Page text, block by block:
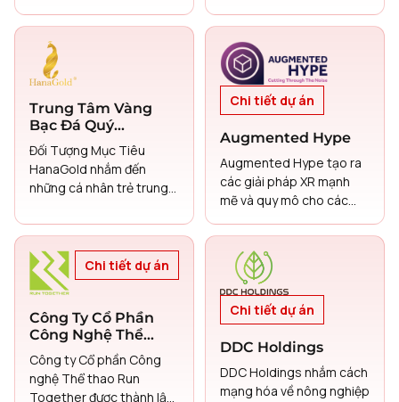
được thiết kế để kết nối
chủ nhà với các nhà thầu
đã được xác minh và các
kỹ thuật viên lành nghề
cho các dịch vụ từ sửa
chữa nhỏ đến xây dựng
toàn diện
riêng cho ngành cà phê
trị giá 11,5 tỷ USD của Việt
Nam.
Trung Tâm Vàng
Bạc Đá Quý
HanaGold
Đối Tượng Mục Tiêu
HanaGold nhắm đến
những cá nhân trẻ trung,
thức tích lũy tài sản an
tư tài chính thông minh.
Công ty cũng phục vụ
cho các nhà đầu tư vàng
truyền thống và những
người quan tâm đến quà
tặng quý giá và trang sức
vàng.
Chi tiết dự án
Augmented Hype
Augmented Hype tạo ra
các giải pháp XR mạnh
mẽ và quy mô cho các
nghiệm thương hiệu, giáo
dục và đào tạo.
Chi tiết dự án
Công Ty Cổ Phần
Công Nghệ Thể
Thao Run Together
Công ty Cổ phần Công
nghệ Thể thao Run
Together được thành lập
Chi tiết dự án
DDC Holdings
DDC Holdings nhắm cách
mạng hóa về nông nghiệp